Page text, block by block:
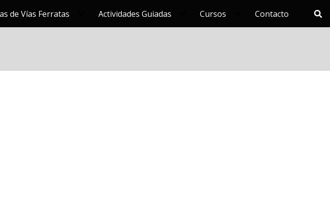
de Vías Ferratas Actividades Guiadas Cursos Contacto